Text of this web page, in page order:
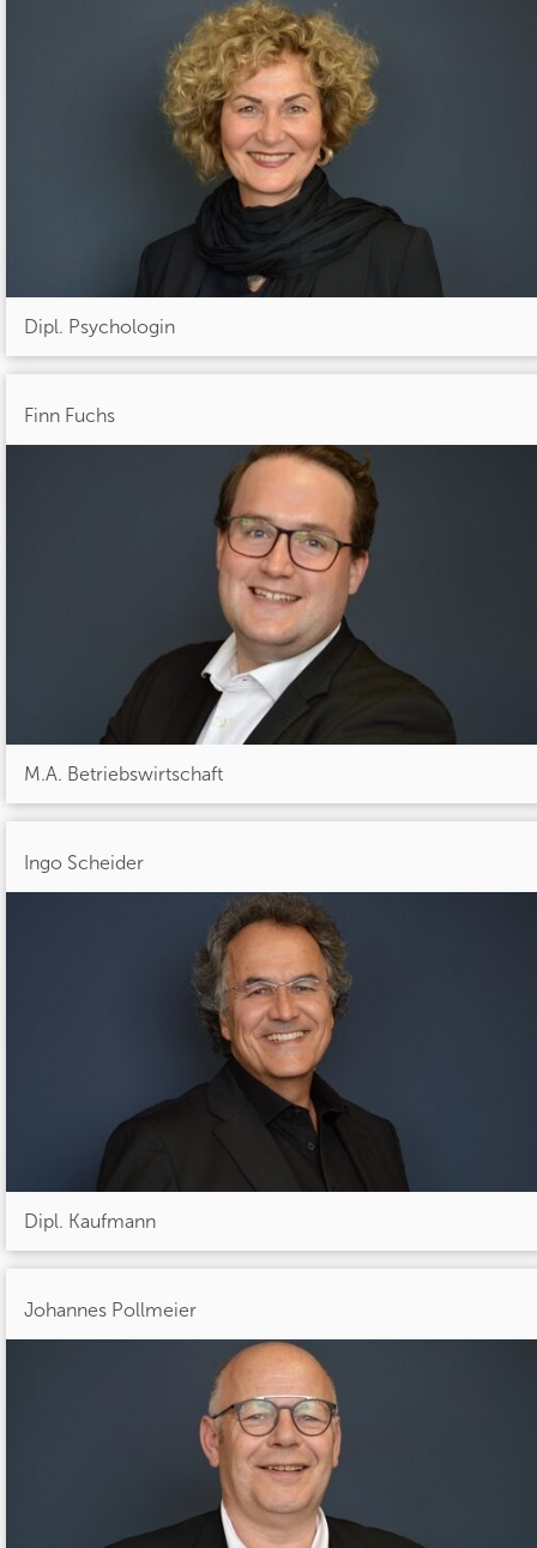
Dipl. Psychologin
Finn Fuchs
M.A. Betriebswirtschaft
Ingo Scheider
Dipl. Kaufmann
Johannes Pollmeier